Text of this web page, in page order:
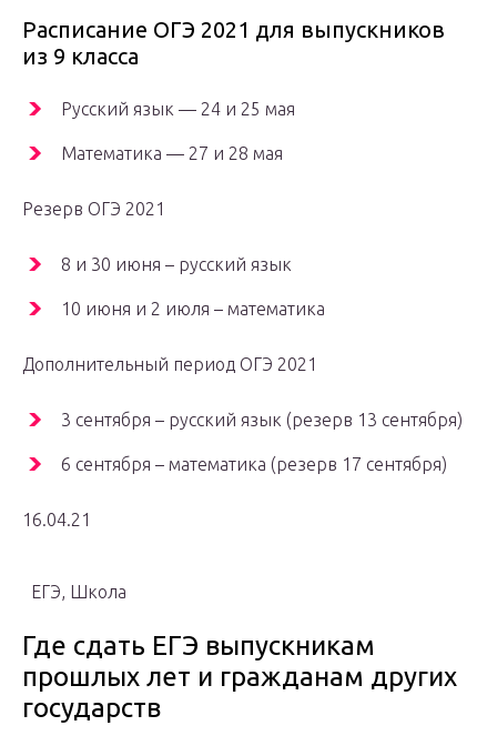
Расписание ОГЭ 2021 для выпускников
из 9 класса
Русский язык — 24 и 25 мая
Математика — 27 и 28 мая
Резерв ОГЭ 2021
8 и 30 июня – русский язык
10 июня и 2 июля – математика
Дополнительный период ОГЭ 2021
3 сентября – русский язык (резерв 13 сентября)
6 сентября – математика (резерв 17 сентября)
16.04.21
ЕГЭ, Школа
Где сдать ЕГЭ выпускникам
прошлых лет и гражданам других
государств